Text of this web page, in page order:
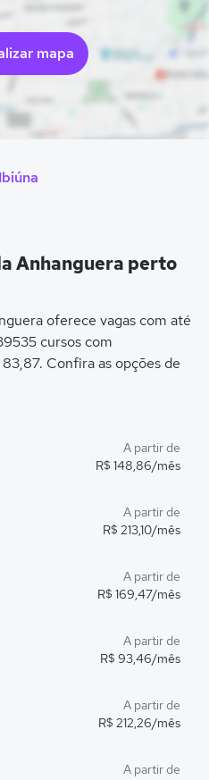
mapa
Anhanguera perto
oferece vagas com até
cursos com
Confira as opções de
A partir de
R$ 148,86/mês
A partir de
R$ 213,10/mês
A partir de
R$ 169,47/mês
A partir de
R$ 93,46/mês
A partir de
R$ 212,26/mês
A partir de